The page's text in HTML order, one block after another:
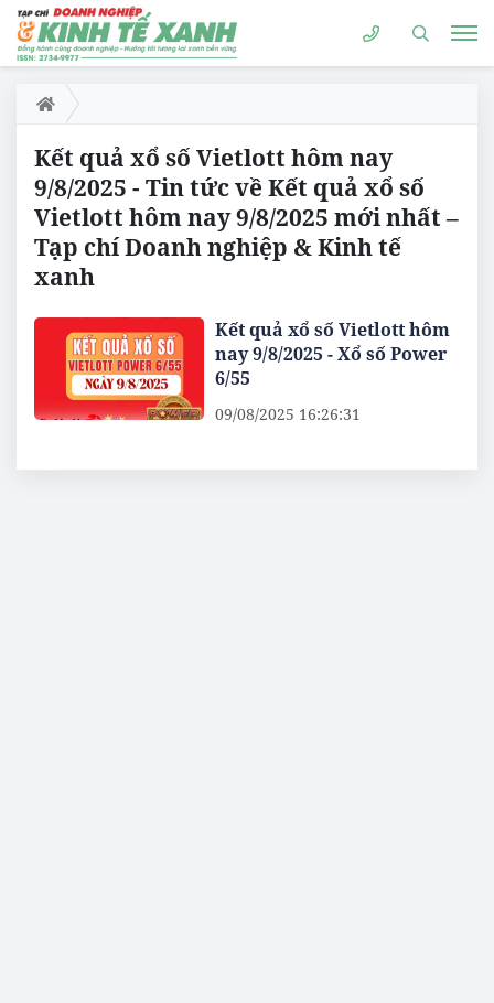
Kết quả xổ số Vietlott hôm nay
9/8/2025 - Tin tức về Kết quả xổ số
Vietlott hôm nay 9/8/2025 mới nhất –
Tạp chí Doanh nghiệp & Kinh tế
xanh
Kết quả xổ số Vietlott hôm
nay 9/8/2025 - Xổ số Power
6/55
09/08/2025 16:26:31